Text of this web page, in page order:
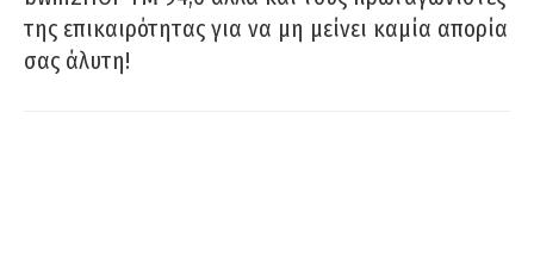
της επικαιρότητας για να μη μείνει καμία απορία
σας άλυτη!